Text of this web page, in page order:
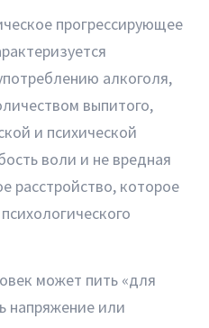
прогрессирующее
алкоголя,
выпитого,
и психической
воли и не вредная
расстройство, которое
может пить «для
напряжение или